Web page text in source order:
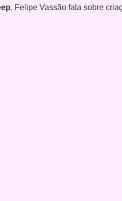
, Felipe Vassão fala sobre